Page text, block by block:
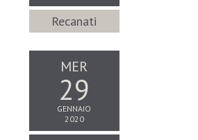
Recanati
MER
29
GENNAIO
2020